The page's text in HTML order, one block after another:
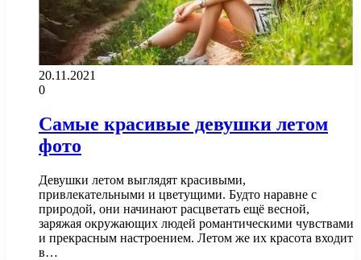
20.11.2021
0
Самые красивые девушки летом
фото
Девушки летом выглядят красивыми,
привлекательными и цветущими. Будто наравне с
природой, они начинают расцветать ещё весной,
заряжая окружающих людей романтическими чувствами
и прекрасным настроением. Летом же их красота входит
в…